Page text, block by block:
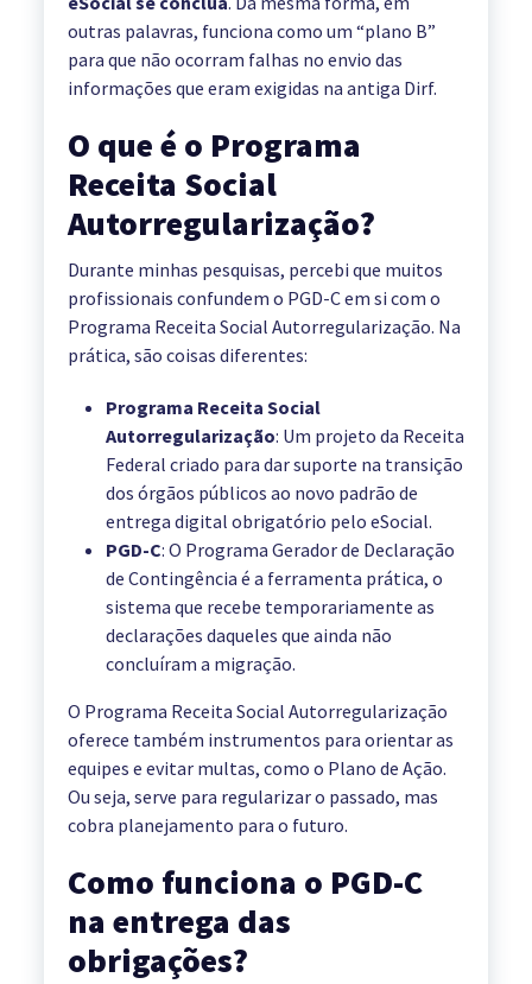
outras palavras, funciona como um “plano B”
para que não ocorram falhas no envio das
informações que eram exigidas na antiga Dirf.
O que é o Programa
Receita Social
Autorregularização?
Durante minhas pesquisas, percebi que muitos
profissionais confundem o PGD-C em si com o
Programa Receita Social Autorregularização. Na
prática, são coisas diferentes:
Programa Receita Social
Autorregularização: Um projeto da Receita
Federal criado para dar suporte na transição
dos órgãos públicos ao novo padrão de
entrega digital obrigatório pelo eSocial.
PGD-C: O Programa Gerador de Declaração
de Contingência é a ferramenta prática, o
sistema que recebe temporariamente as
declarações daqueles que ainda não
concluíram a migração.
O Programa Receita Social Autorregularização
oferece também instrumentos para orientar as
equipes e evitar multas, como o Plano de Ação.
Ou seja, serve para regularizar o passado, mas
cobra planejamento para o futuro.
Como funciona o PGD-C
na entrega das
obrigações?